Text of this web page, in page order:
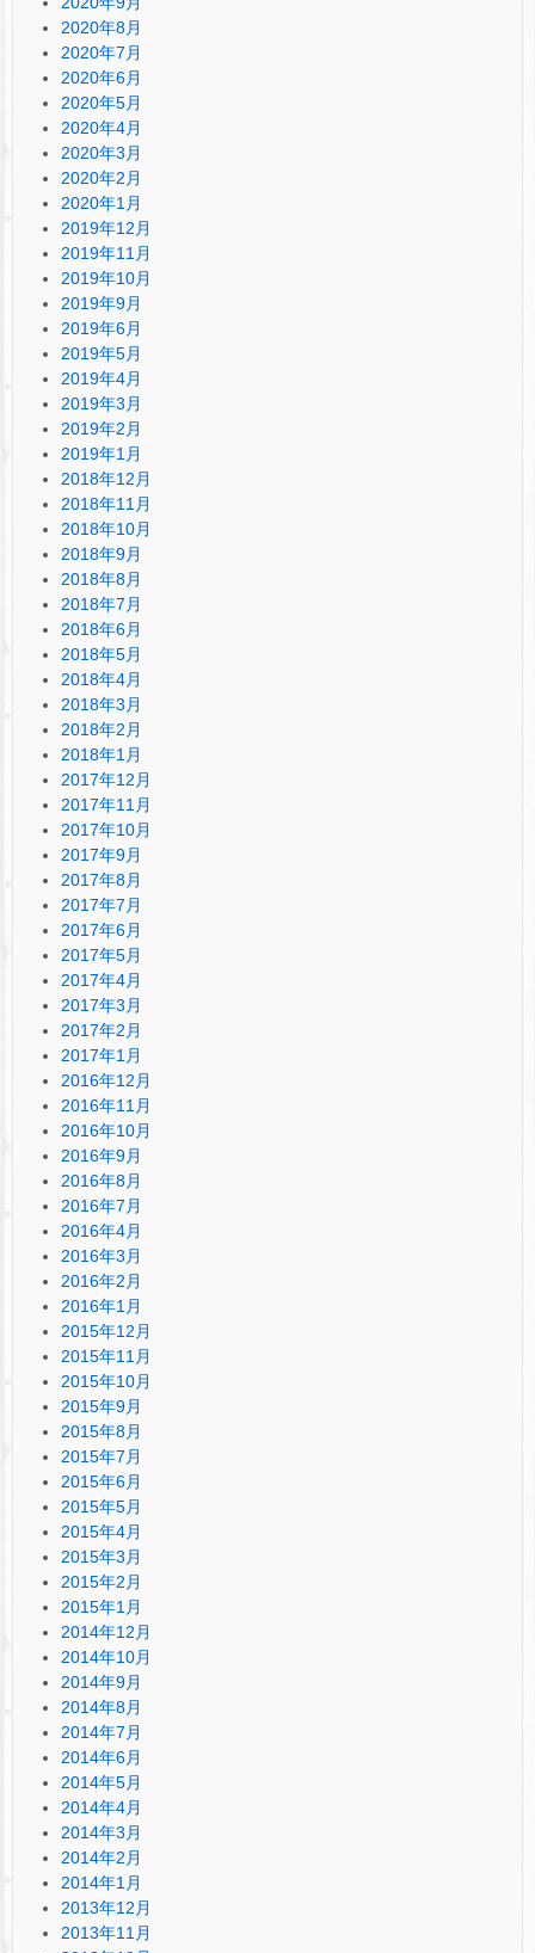
2020年8月
2020年7月
2020年6月
2020年5月
2020年4月
2020年3月
2020年2月
2020年1月
2019年12月
2019年11月
2019年10月
2019年9月
2019年6月
2019年5月
2019年4月
2019年3月
2019年2月
2019年1月
2018年12月
2018年11月
2018年10月
2018年9月
2018年8月
2018年7月
2018年6月
2018年5月
2018年4月
2018年3月
2018年2月
2018年1月
2017年12月
2017年11月
2017年10月
2017年9月
2017年8月
2017年7月
2017年6月
2017年5月
2017年4月
2017年3月
2017年2月
2017年1月
2016年12月
2016年11月
2016年10月
2016年9月
2016年8月
2016年7月
2016年4月
2016年3月
2016年2月
2016年1月
2015年12月
2015年11月
2015年10月
2015年9月
2015年8月
2015年7月
2015年6月
2015年5月
2015年4月
2015年3月
2015年2月
2015年1月
2014年12月
2014年10月
2014年9月
2014年8月
2014年7月
2014年6月
2014年5月
2014年4月
2014年3月
2014年2月
2014年1月
2013年12月
2013年11月